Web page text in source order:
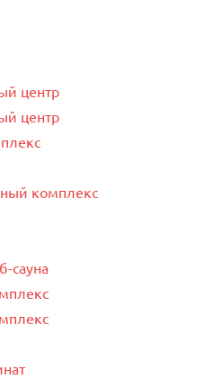
центр
центр
комплекс
сауна